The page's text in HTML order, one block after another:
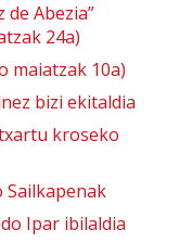
de Abezia”
24a)
maiatzak 10a)
bizi ekitaldia
kroseko
Sailkapenak
Ipar ibilaldia